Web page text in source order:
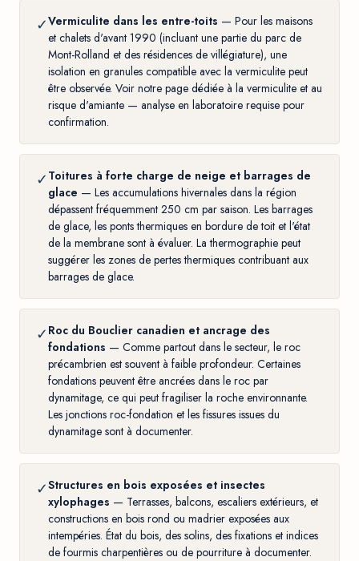
✓Vermiculite dans les entre-toits — Pour les maisons
et chalets d'avant 1990 (incluant une partie du parc de
Mont-Rolland et des résidences de villégiature), une
isolation en granules compatible avec la vermiculite peut
être observée. Voir notre page dédiée à la vermiculite et au
risque d'amiante — analyse en laboratoire requise pour
confirmation.
✓ Toitures à forte charge de neige et barrages de
glace — Les accumulations hivernales dans la région
dépassent fréquemment 250 cm par saison. Les barrages
de glace, les ponts thermiques en bordure de toit et l'état
de la membrane sont à évaluer. Lathermographie peut
suggérer les zones de pertes thermiques contribuant aux
barrages de glace.
✓ Roc du Bouclier canadien et ancrage des
fondations — Comme partout dans le secteur, le roc
précambrien est souvent à faible profondeur. Certaines
fondations peuvent être ancrées dans le roc par
dynamitage, ce qui peut fragiliser la roche environnante.
Les jonctions roc-fondation et les fissures issues du
dynamitage sont à documenter.
✓Structures en bois exposées et insectes
xylophages — Terrasses, balcons, escaliers extérieurs, et
constructions en bois rond ou madrier exposées aux
intempéries. État du bois, des solins, des fixations et indices
de fourmis charpentières ou de pourriture à documenter.